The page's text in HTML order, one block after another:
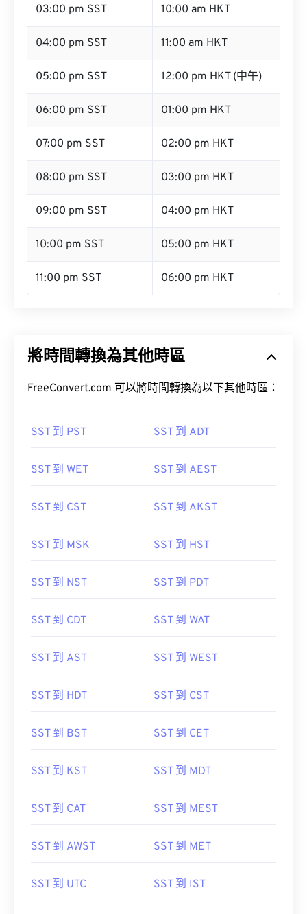
03:00 pm SST 10:00 am HKT
04:00 pm SST 11:00 am HKT
05:00 pm SST 12:00 pm HKT (中午)
06:00 pm SST 01:00 pm HKT
07:00 pm SST 02:00 pm HKT
08:00 pm SST 03:00 pm HKT
09:00 pm SST 04:00 pm HKT
10:00 pm SST 05:00 pm HKT
11:00 pm SST 06:00 pm HKT
將時間轉換為其他時區
FreeConvert.com 可以將時間轉換為以下其他時區：
SST 到 PST SST 到 ADT
SST 到 WET SST 到 AEST
SST 到 CST SST 到 AKST
SST 到 MSK SST 到 HST
SST 到 NST SST 到 PDT
SST 到 CDT SST 到 WAT
SST 到 AST SST 到 WEST
SST 到 HDT SST 到 CST
SST 到 BST SST 到 CET
SST 到 KST SST 到 MDT
SST 到 CAT SST 到 MEST
SST 到 AWST SST 到 MET
SST 到 UTC SST 到 IST